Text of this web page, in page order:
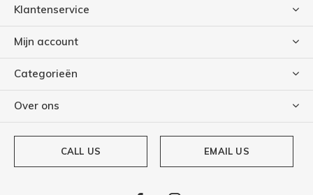
Klantenservice
Mijn account
Categorieën
Over ons
CALL US EMAIL US